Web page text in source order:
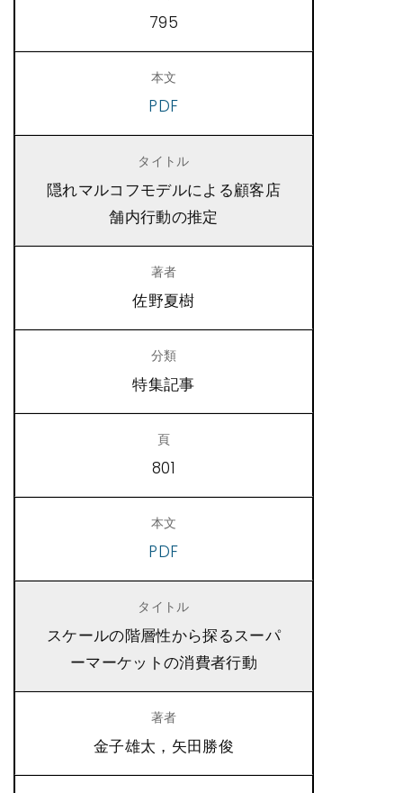
795
PDF
隠れマルコフモデルによる顧客店
舗内行動の推定
佐野夏樹
特集記事
801
PDF
スケールの階層性から探るスーパ
ーマーケットの消費者行動
金子雄太，矢田勝俊